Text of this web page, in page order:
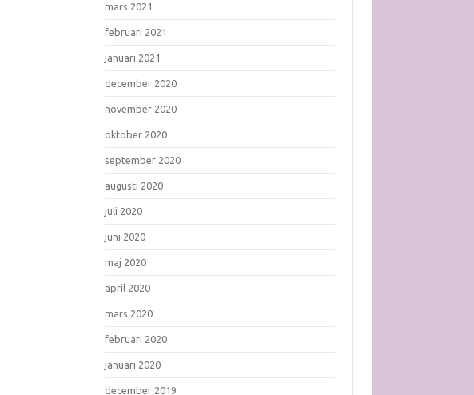
mars 2021
februari 2021
januari 2021
december 2020
november 2020
oktober 2020
september 2020
augusti 2020
juli 2020
juni 2020
maj 2020
april 2020
mars 2020
februari 2020
januari 2020
december 2019